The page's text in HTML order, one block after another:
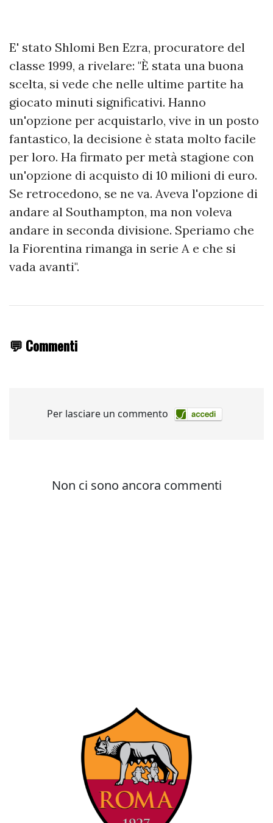
E' stato Shlomi Ben Ezra, procuratore del
classe 1999, a rivelare: "È stata una buona
scelta, si vede che nelle ultime partite ha
giocato minuti significativi. Hanno
un'opzione per acquistarlo, vive in un posto
fantastico, la decisione è stata molto facile
per loro. Ha firmato per metà stagione con
un'opzione di acquisto di 10 milioni di euro.
Se retrocedono, se ne va. Aveva l'opzione di
andare al Southampton, ma non voleva
andare in seconda divisione. Speriamo che
la Fiorentina rimanga in serie A e che si
vada avanti".
💬 Commenti